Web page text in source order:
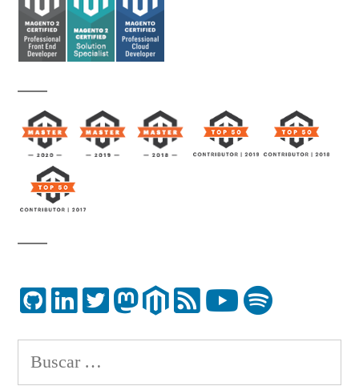
Buscar: